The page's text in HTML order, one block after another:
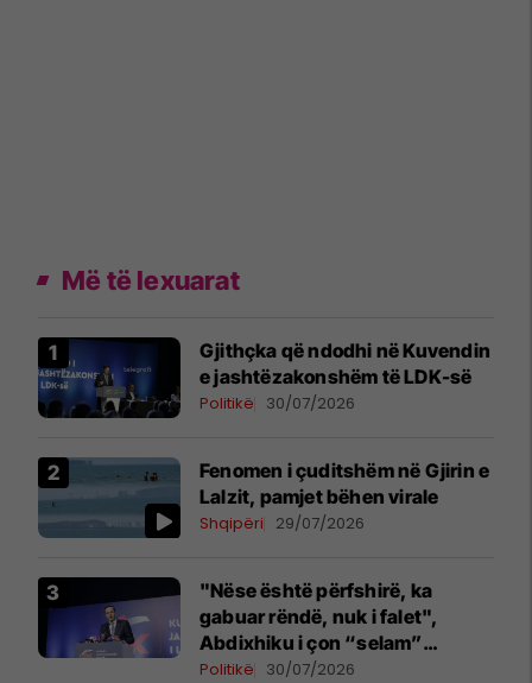
Më të lexuarat
Gjithçka që ndodhi në Kuvendin
e jashtëzakonshëm të LDK-së
Politikë 30/07/2026
Fenomen i çuditshëm në Gjirin e
Lalzit, pamjet bëhen virale
Shqipëri 29/07/2026
"Nëse është përfshirë, ka
gabuar rëndë, nuk i falet",
Abdixhiku i çon “selam”
Përparim Ramës
Politikë 30/07/2026